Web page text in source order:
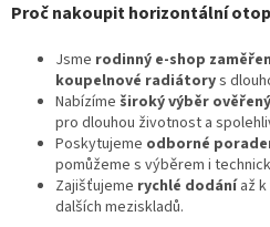
Proč nakoupit horizontální
Jsme rodinný e‑shop
koupelnové radiátorys
Nabízíme široký výběr
pro dlouhou životnost a
Poskytujeme odborné
pomůžeme s výběrem i
Zajišťujeme rychlé dodání až
dalších meziskladů.